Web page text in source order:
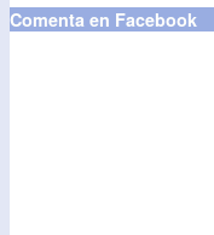
Comenta en Facebook